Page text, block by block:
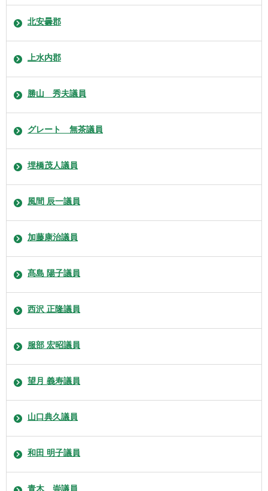
北安曇郡
上水内郡
勝山 秀夫議員
グレート 無茶議員
埋橋茂人議員
風間 辰一議員
加藤康治議員
髙島 陽子議員
西沢 正隆議員
服部 宏昭議員
望月 義寿議員
山口典久議員
和田 明子議員
青木 崇議員